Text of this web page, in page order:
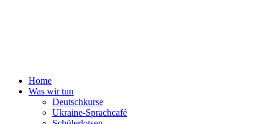
Home
Was wir tun
Deutschkurse
Ukraine-Sprachcafé